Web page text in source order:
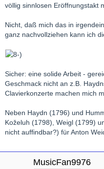
völlig sinnlosen Eröffnungstakt
Nicht, daß mich das in
ganz nachvollziehen kann ich
Sicher: eine solide Arbeit -
Geschmack nicht an z.B.
Clavierkonzerte machen mich
Neben Haydn (1796) und
Koželuh (1798), Weigl (1799)
nicht auffindbar?) für Anton
MusicFan9976